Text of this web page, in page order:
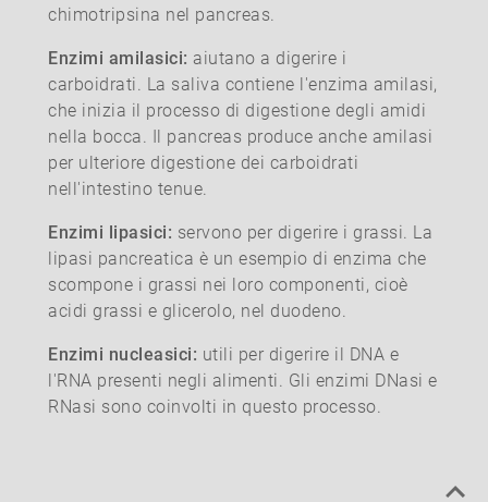
chimotripsina nel pancreas.
Enzimi amilasici: aiutano a digerire i
carboidrati. La saliva contiene l'enzima amilasi,
che inizia il processo di digestione degli amidi
nella bocca. Il pancreas produce anche amilasi
per ulteriore digestione dei carboidrati
nell'intestino tenue.
Enzimi lipasici: servono per digerire i grassi. La
lipasi pancreatica è un esempio di enzima che
scompone i grassi nei loro componenti, cioè
acidi grassi e glicerolo, nel duodeno.
Enzimi nucleasici: utili per digerire il DNA e
l'RNA presenti negli alimenti. Gli enzimi DNasi e
RNasi sono coinvolti in questo processo.